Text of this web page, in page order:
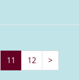
11 12 >